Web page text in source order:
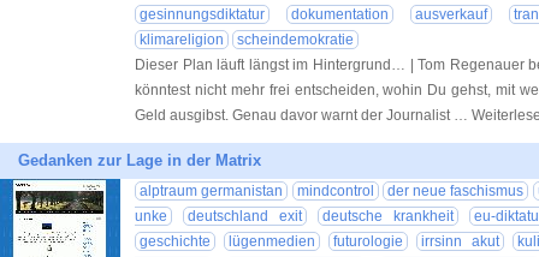
gesinnungsdiktatur dokumentation ausverkauf
klimareligion
scheindemokratie
Dieser Plan läuft längst im Hintergrund… | Tom Regenauer
könntest nicht mehr frei entscheiden, wohin Du gehst, mit
Geld ausgibst. Genau davor warnt der Journalist …
Gedanken zur Lage in der Matrix
alptraum germanistan mindcontrol der neue faschismus
unke
deutschland exit deutsche krankheit
eu-
geschichte
lügenmedien futurologie irrsinn akut